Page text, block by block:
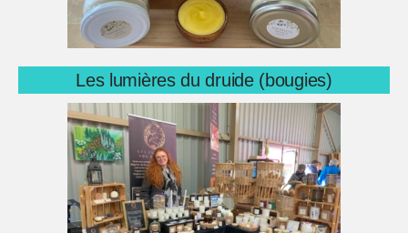
Les lumières du druide (bougies)